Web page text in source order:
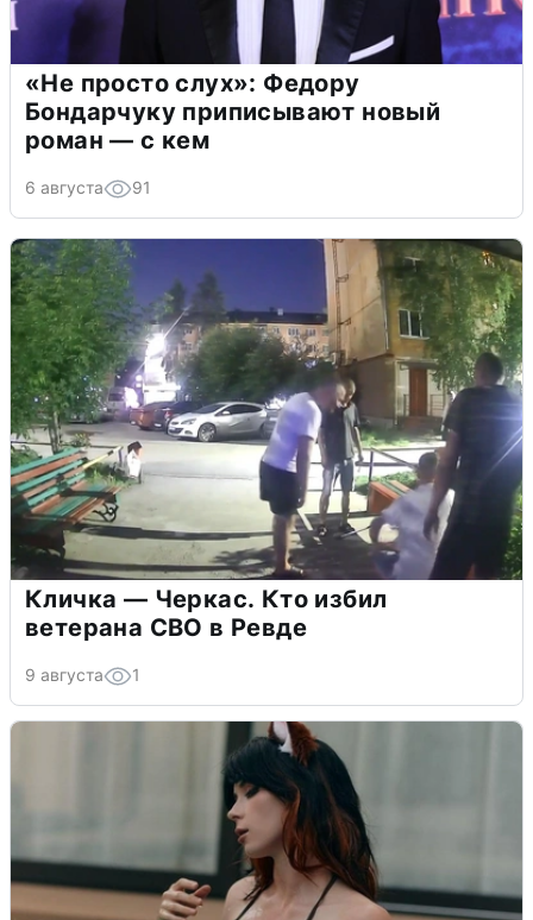
«Не просто слух»: Федору
Бондарчуку приписывают новый
роман — с кем
6 августа 91
Кличка — Черкас. Кто избил
ветерана СВО в Ревде
9 августа 1